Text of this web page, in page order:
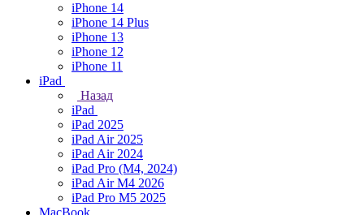
iPhone 14
iPhone 14 Plus
iPhone 13
iPhone 12
iPhone 11
iPad
Назад
iPad
iPad 2025
iPad Air 2025
iPad Air 2024
iPad Pro (M4, 2024)
iPad Air M4 2026
iPad Pro M5 2025
MacBook